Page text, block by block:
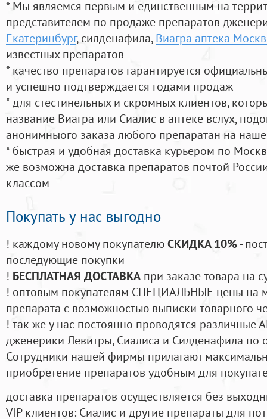
* Мы являемся первым и единственным на
представителем по продаже препаратов
Екатеринбург, силденафила, Виагра аптека
известных препаратов
* качество препаратов гарантируется
и успешно подтверждается годами продаж
* для стестинельных и скромных клиентов,
название Виагра или Сиалис в аптеке вслух,
анонимныого заказа любого препаратан на
* быстрая и удобная доставка курьером по
же возможна доставка препаратов почтой
классом
Покупать у нас выгодно
! каждому новому покупателюСКИДКА 10%-
последующие покупки
! БЕСПЛАТНАЯ ДОСТАВКА при заказе товара на
! оптовым покупателям СПЕЦИАЛЬНЫЕ цены на
препарата с возможностью выписки товарного
! так же у нас постоянно проводятся
дженерики Левитры, Сиалиса и Силденафила по
Cотрудники нашей фирмы прилагают
приобретение препаратов удобным для
доставка препаратов осуществляется без
VIP клиентов: Сиалис и другие препараты для